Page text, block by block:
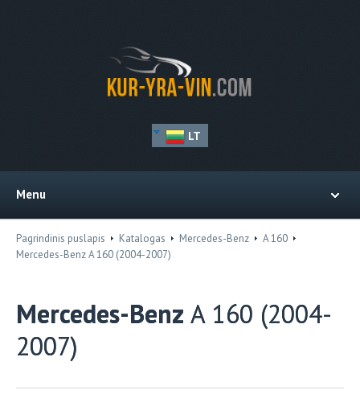
LT
Menu
Pagrindinis puslapis Katalogas Mercedes-Benz
A 160
Mercedes-Benz A 160 (2004-2007)
Mercedes-Benz A 160 (2004-
2007)